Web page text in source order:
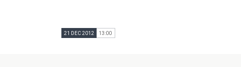
21 DEC 2012 13:00